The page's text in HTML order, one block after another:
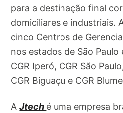
para a destinação final
domiciliares e industriais.
cinco Centros de
nos estados de São Paulo
CGR Iperó, CGR São
CGR Biguaçu e CGR
AJtech é uma empresa